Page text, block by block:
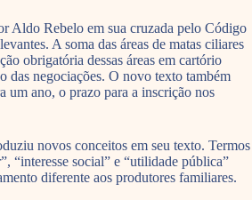
Aldo Rebelo em sua cruzada pelo Código
A soma das áreas de matas ciliares
obrigatória dessas áreas em cartório
das negociações. O novo texto também
um ano, o prazo para a inscrição nos
novos conceitos em seu texto. Termos
“interesse social” e “utilidade pública”
diferente aos produtores familiares.